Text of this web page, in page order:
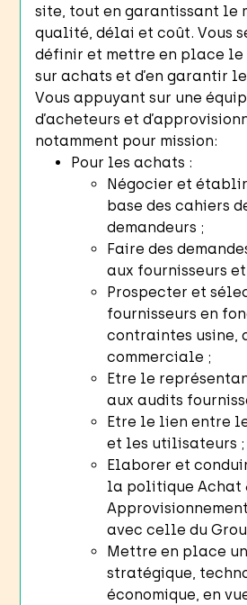
site, tout en garantissant le
qualité, délai et coût. Vous
définir et mettre en place le
sur achats et d’en garantir
Vous appuyant sur une
d’acheteurs et
notamment pour mission:
Pour les achats :
Négocier et
base des cahiers
demandeurs ;
Faire des
aux fournisseurs
Prospecter et
fournisseurs en
contraintes usine,
commerciale ;
Etre le
aux audits
Etre le lien entre
et les utilisateurs ;
Elaborer et
la politique Achat
avec celle du
Mettre en place
stratégique,
économique, en